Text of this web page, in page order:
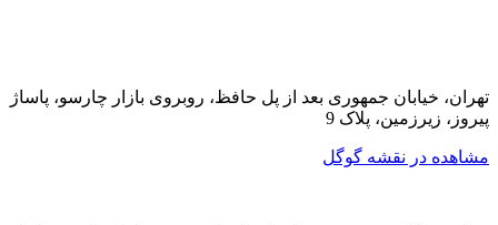
تهران، خیابان جمهوری بعد از پل حافظ، روبروی بازار چارسو، پاساژ
پیروز، زیرزمین، پلاک 9
مشاهده در نقشه گوگل